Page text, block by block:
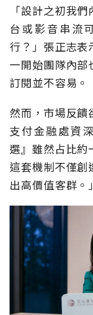
「設計之初我
台或影音串流
行？」張正志表
一開始團隊內部
訂閱並不容易。
然而，市場反
支付金融處資
選』雖然占比約
這套機制不僅創
出高價值客群。」